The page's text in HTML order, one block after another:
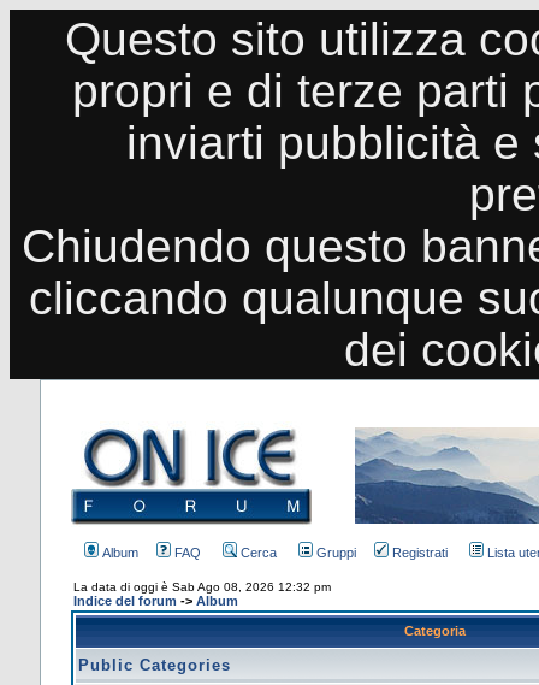
Questo sito utilizza
propri e di terze parti
inviarti pubblicità
Chiudendo questo
cliccando qualunque
dei
Album FAQ Cerca Gruppi Registrati Lista
La data di oggi è Sab Ago 08, 2026 12:32 pm
Indice del forum -> Album
Categoria
Public Categories